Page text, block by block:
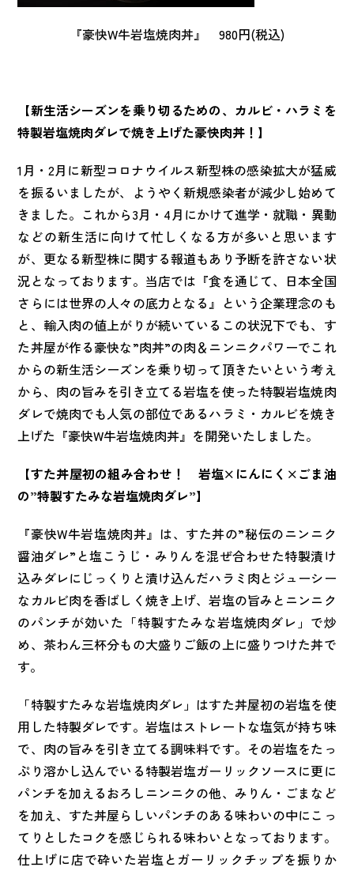
『豪快W牛岩塩焼肉丼』 980円(税込)
【新生活シーズンを乗り切るための、 カルビ・ハラミを
特製岩塩焼肉ダレで焼き上げた豪快肉丼 ！ 】
1月・2月に新型コロナウイルス新型株の感染拡大が猛威
を振るいましたが、ようやく新規感染者が減少し始めて
きました。これから3月・4月にかけて進学・就職・異動
などの新生活に向けて忙しくなる方が多いと思います
が、更なる新型株に関する報道もあり予断を許さない状
況となっております。当店では『食を通じて、日本全国
さらには世界の人々の底力となる』という企業理念のも
と、輸入肉の値上がりが続いているこの状況下でも、す
た丼屋が作る豪快な”肉丼”の肉＆ニンニクパワーでこれ
からの新生活シーズンを乗り切って頂きたいという考え
から、肉の旨みを引き立てる岩塩を使った特製岩塩焼肉
ダレで焼肉でも人気の部位であるハラミ・カルビを焼き
上げた『豪快W牛岩塩焼肉丼』を開発いたしました。
【すた丼屋初の組み合わせ！ 岩塩×にんにく×ごま油
の”特製すたみな岩塩焼肉ダレ”】
『豪快W牛岩塩焼肉丼』は、すた丼の”秘伝のニンニク
醤油ダレ”と塩こうじ・みりんを混ぜ合わせた特製漬け
込みダレにじっくりと漬け込んだハラミ肉とジューシー
なカルビ肉を香ばしく焼き上げ、岩塩の旨みとニンニク
のパンチが効いた「特製すたみな岩塩焼肉ダレ」で炒
め、茶わん三杯分もの大盛りご飯の上に盛りつけた丼で
す。
「特製すたみな岩塩焼肉ダレ」はすた丼屋初の岩塩を使
用した特製ダレです。岩塩はストレートな塩気が持ち味
で、肉の旨みを引き立てる調味料です。その岩塩をたっ
ぷり溶かし込んでいる特製岩塩ガーリックソースに更に
パンチを加えるおろしニンニクの他、みりん・ごまなど
を加え、すた丼屋らしいパンチのある味わいの中にこっ
てりとしたコクを感じられる味わいとなっております。
仕上げに店で砕いた岩塩とガーリックチップを振りか